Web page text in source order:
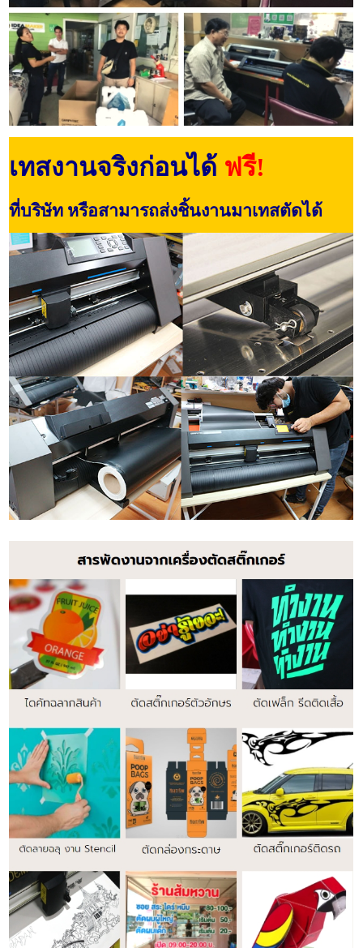
เทสงานจริงก่อนได้ ฟรี!
ที่บริษัท หรือสามารถส่งชิ้นงานมาเทสตัดได้